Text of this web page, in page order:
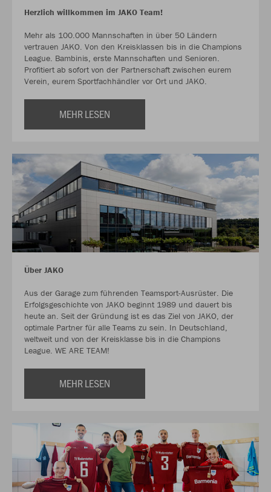
Herzlich willkommen im JAKO Team!
Mehr als 100.000 Mannschaften in über 50 Ländern
vertrauen JAKO. Von den Kreisklassen bis in die Champions
League. Bambinis, erste Mannschaften und Senioren.
Profitiert ab sofort von der Partnerschaft zwischen eurem
Verein, eurem Sportfachhändler vor Ort und JAKO.
MEHR LESEN
Über JAKO
Aus der Garage zum führenden Teamsport-Ausrüster. Die
Erfolgsgeschichte von JAKO beginnt 1989 und dauert bis
heute an. Seit der Gründung ist es das Ziel von JAKO, der
optimale Partner für alle Teams zu sein. In Deutschland,
weltweit und von der Kreisklasse bis in die Champions
League. WE ARE TEAM!
MEHR LESEN